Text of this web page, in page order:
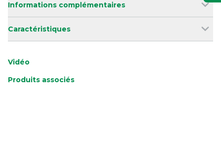
Informations complémentaires
Caractéristiques
Vidéo
Produits associés